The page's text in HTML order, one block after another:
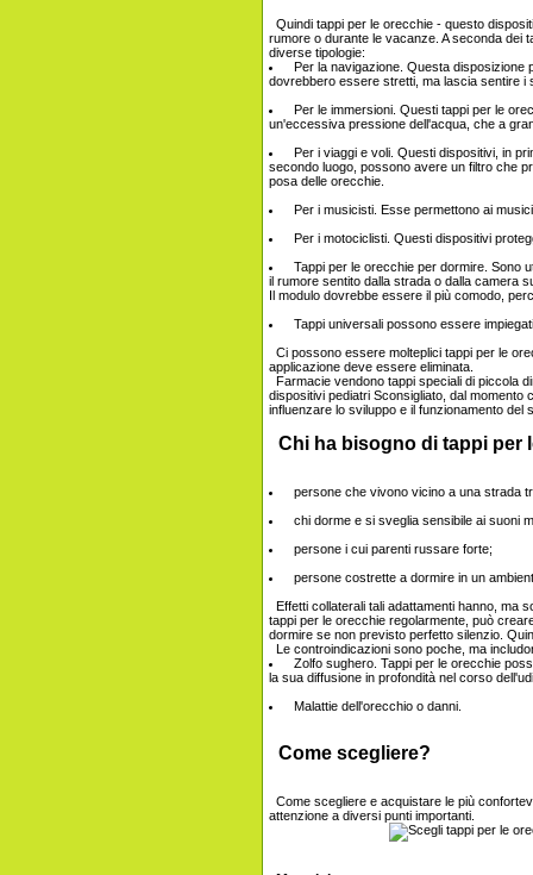
Quindi tappi per le orecchie - questo
rumore o durante le vacanze. A seconda dei
diverse tipologie:
Per la navigazione. Questa disposizione
dovrebbero essere stretti, ma lascia sentire i
Per le immersioni. Questi tappi per le
un'eccessiva pressione dell'acqua, che a
Per i viaggi e voli. Questi dispositivi, in
secondo luogo, possono avere un filtro che
posa delle orecchie.
Per i musicisti. Esse permettono ai
Per i motociclisti. Questi dispositivi
Tappi per le orecchie per dormire. Sono
il rumore sentito dalla strada o dalla camera
Il modulo dovrebbe essere il più comodo,
Tappi universali possono essere
Ci possono essere molteplici tappi per le
applicazione deve essere eliminata.
Farmacie vendono tappi speciali di piccola
dispositivi pediatri Sconsigliato, dal momento
influenzare lo sviluppo e il funzionamento del
Chi ha bisogno di tappi per
persone che vivono vicino a una strada
chi dorme e si sveglia sensibile ai suoni
persone i cui parenti russare forte;
persone costrette a dormire in un
Effetti collaterali tali adattamenti hanno, ma
tappi per le orecchie regolarmente, può
dormire se non previsto perfetto silenzio.
Le controindicazioni sono poche, ma
Zolfo sughero. Tappi per le orecchie
la sua diffusione in profondità nel corso
Malattie dell'orecchio o danni.
Come scegliere?
Come scegliere e acquistare le più
attenzione a diversi punti importanti.